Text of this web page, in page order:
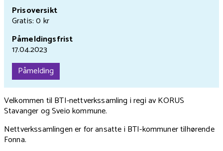
Prisoversikt
Gratis: 0 kr
Påmeldingsfrist
17.04.2023
Påmelding
Velkommen til BTI-nettverkssamling i regi av KORUS
Stavanger og Sveio kommune.
Nettverkssamlingen er for ansatte i BTI-kommuner tilhørende
Fonna.